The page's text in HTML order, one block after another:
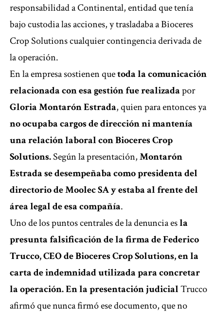
responsabilidad a Continental, entidad que tenía
bajo custodia las acciones, y trasladaba a Bioceres
Crop Solutions cualquier contingencia derivada de
la operación.
En la empresa sostienen quetoda la comunicación
relacionada con esa gestión fue realizadapor
Gloria Montarón Estrada, quien para entonces ya
no ocupaba cargos de dirección ni mantenía
una relación laboral con Bioceres Crop
Solutions.Según la presentación,Montarón
Estrada se desempeñaba como presidenta del
directorio de Moolec SA y estaba al frente del
área legal de esa compañía.
Uno de los puntos centrales de la denuncia esla
presunta falsificación de la firma de Federico
Trucco, CEO de Bioceres Crop Solutions, en la
carta de indemnidad utilizada para concretar
la operación. En la presentación judicialTrucco
afirmó que nunca firmó ese documento, que no